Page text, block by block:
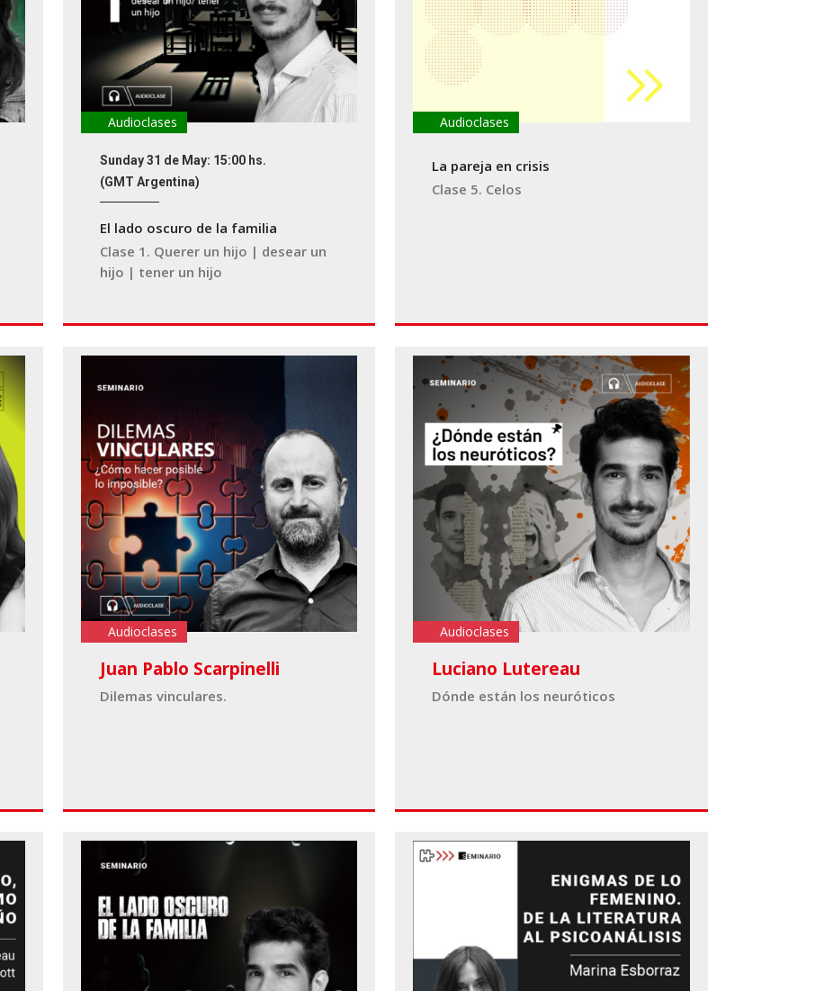
Audioclases
Sunday 31 de May: 15:00 hs.
(GMT Argentina)
El lado oscuro de la familia
Clase 1. Querer un hijo | desear un
hijo | tener un hijo
Audioclases
La pareja en crisis
Clase 5. Celos
Audioclases
Juan Pablo Scarpinelli
Dilemas vinculares.
Audioclases
Luciano Lutereau
Dónde están los neuróticos